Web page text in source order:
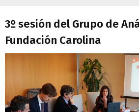
3º sesión del Grupo de
Fundación Carolina